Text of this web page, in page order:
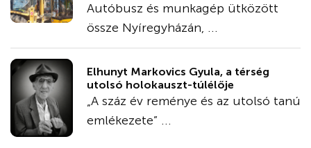
Autóbusz és munkagép ütközött
össze Nyíregyházán, ...
Elhunyt Markovics Gyula, a térség
utolsó holokauszt-túlélője
„A száz év reménye és az utolsó tanú
emlékezete” ...